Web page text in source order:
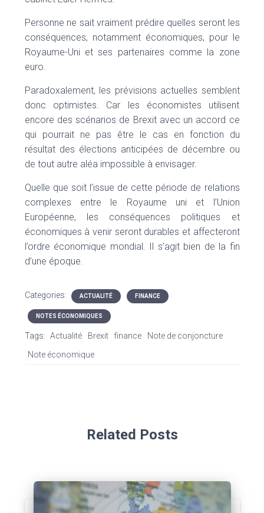
Personne ne sait vraiment prédire quelles seront les
conséquences, notamment économiques, pour le
Royaume-Uni et ses partenaires comme la zone
euro.
Paradoxalement, les prévisions actuelles semblent
donc optimistes. Car les économistes utilisent
encore des scénarios de Brexit avec un accord ce
qui pourrait ne pas être le cas en fonction du
résultat des élections anticipées de décembre ou
de tout autre aléa impossible à envisager.
Quelle que soit l’issue de cette période de relations
complexes entre le Royaume uni et l’Union
Européenne, les conséquences politiques et
économiques à venir seront durables et affecteront
l’ordre économique mondial. Il s’agit bien de la fin
d’une époque.
Categories: ACTUALITÉ FINANCE
NOTES ÉCONOMIQUES
Tags: Actualité Brexit finance
Note de conjoncture
Note économique
Related Posts